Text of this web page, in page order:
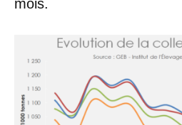
mois.